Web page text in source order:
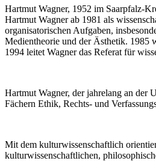
Hartmut Wagner, 1952 im Saarpfalz-
Hartmut Wagner ab 1981 als
organisatorischen Aufgaben,
Medientheorie und der Ästhetik. 1985
1994 leitet Wagner das Referat für
Hartmut Wagner, der jahrelang an der
Fächern Ethik, Rechts- und
Mit dem kulturwissenschaftlich
kulturwissenschaftlichen,